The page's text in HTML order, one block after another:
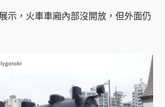
示，火車車廂內部沒開放，但外面仍